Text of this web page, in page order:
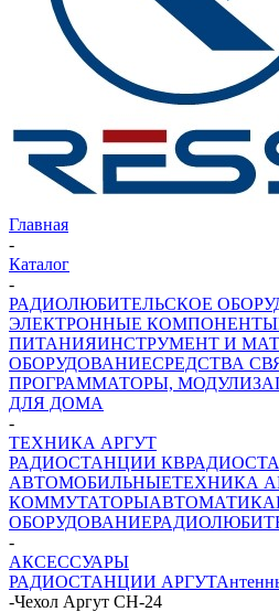
Главная
-
Каталог
-
РАДИОЛЮБИТЕЛЬСКОЕ
ЭЛЕКТРОННЫЕ КОМПОНЕНТЫ
ПИТАНИЯИНСТРУМЕНТ И
ОБОРУДОВАНИЕСРЕДСТВА
ПРОГРАММАТОРЫ, МОДУЛИ
ДЛЯ ДОМА
-
ТЕХНИКА АРГУТ
РАДИОСТАНЦИИ КВ
АВТОМОБИЛЬНЫЕТЕХНИКА
КОММУТАТОРЫАВТОМАТИКА
ОБОРУДОВАНИЕ
-
АКСЕССУАРЫ
РАДИОСТАНЦИИ АРГУТ
-Чехол Аргут CH-24